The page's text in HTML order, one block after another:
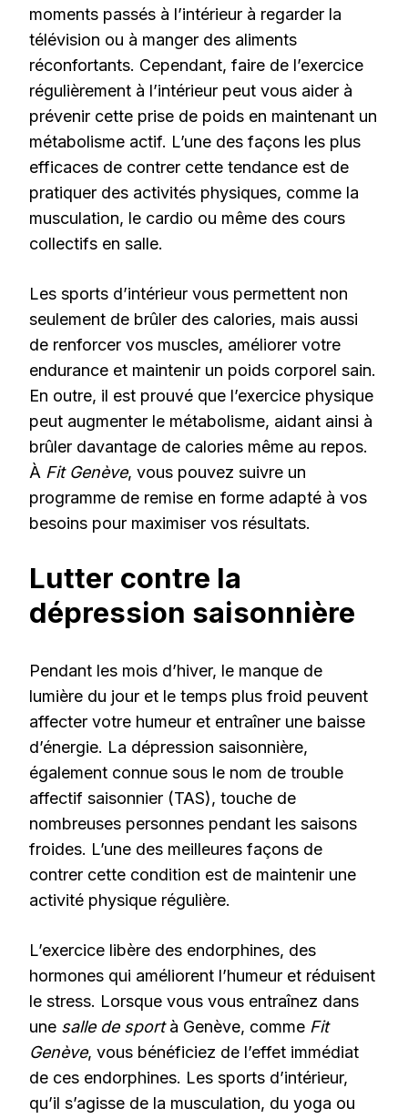
moments passés à l’intérieur à regarder la
télévision ou à manger des aliments
réconfortants. Cependant, faire de l’exercice
régulièrement à l’intérieur peut vous aider à
prévenir cette prise de poids en maintenant un
métabolisme actif. L’une des façons les plus
efficaces de contrer cette tendance est de
pratiquer des activités physiques, comme la
musculation, le cardio ou même des cours
collectifs en salle.
Les sports d’intérieur vous permettent non
seulement de brûler des calories, mais aussi
de renforcer vos muscles, améliorer votre
endurance et maintenir un poids corporel sain.
En outre, il est prouvé que l’exercice physique
peut augmenter le métabolisme, aidant ainsi à
brûler davantage de calories même au repos.
À Fit Genève, vous pouvez suivre un
programme de remise en forme adapté à vos
besoins pour maximiser vos résultats.
Lutter contre la
dépression saisonnière
Pendant les mois d’hiver, le manque de
lumière du jour et le temps plus froid peuvent
affecter votre humeur et entraîner une baisse
d’énergie. La dépression saisonnière,
également connue sous le nom de trouble
affectif saisonnier (TAS), touche de
nombreuses personnes pendant les saisons
froides. L’une des meilleures façons de
contrer cette condition est de maintenir une
activité physique régulière.
L’exercice libère des endorphines, des
hormones qui améliorent l’humeur et réduisent
le stress. Lorsque vous vous entraînez dans
une salle de sportà Genève, comme Fit
Genève, vous bénéficiez de l’effet immédiat
de ces endorphines. Les sports d’intérieur,
qu’il s’agisse de la musculation, du yoga ou